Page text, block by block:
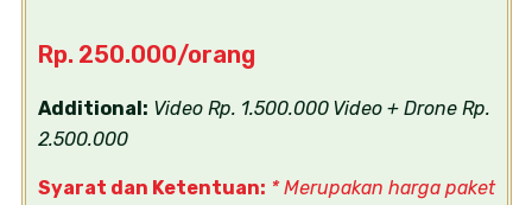
Rp. 250.000/orang
Additional: Video Rp. 1.500.000Video + Drone Rp.
2.500.000
Syarat dan Ketentuan: * Merupakan harga paket